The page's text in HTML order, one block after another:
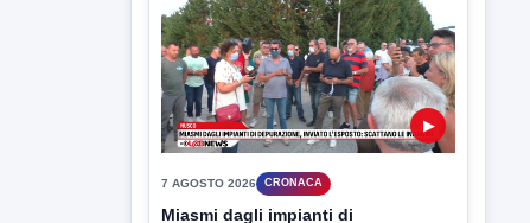
▶
7 AGOSTO 2026 CRONACA
Miasmi dagli impianti di
depurazione, inviato l'esposto:
I cattivi odori provenienti dagli impianti di
depurazione industriale di...